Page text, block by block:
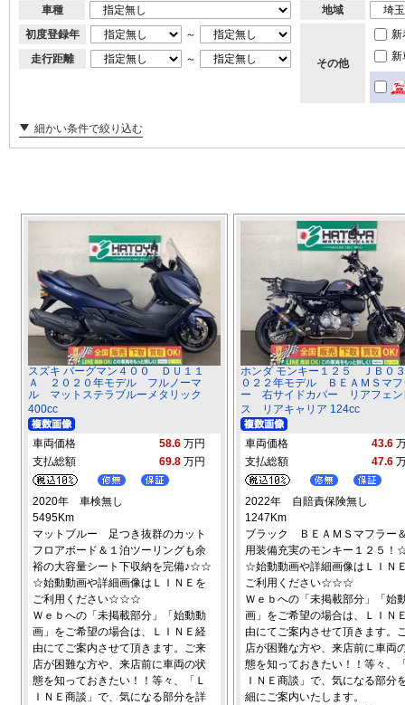
車種
初度登録年
～
走行距離
～
地域
その他
新
新
細かい条件で絞り込む
スズキ バーグマン４００ ＤＵ１１
Ａ ２０２０年モデル フルノーマ
ル マットステラブルーメタリック
400cc
車両価格 58.6 万円
支払総額
69.8 万円
2020年 車検無し
5495Km
マットブルー 足つき抜群のカット
フロアボード＆１泊ツーリングも余
裕の大容量シート下収納を完備♪☆☆
☆始動動画や詳細画像はＬＩＮＥを
ご利用ください☆☆☆
Ｗｅｂへの「未掲載部分」「始動動
画」をご希望の場合は、ＬＩＮＥ経
由にてご案内させて頂きます。ご来
店が困難な方や、来店前に車両の状
態を知っておきたい！！等々、「Ｌ
ＩＮＥ商談」で、気になる部分を詳
ホンダ モンキー１２５ ＪＢ０
０２２年モデル ＢＥＡＭＳマフ
ー 右サイドカバー リアフェン
ス リアキャリア 124cc
車両価格 43.6
支払総額
47.6
2022年 自賠責保険無し
1247Km
ブラック ＢＥＡＭＳマフラー
用装備充実のモンキー１２５
☆始動動画や詳細画像はＬＩＮ
ご利用ください☆☆☆
Ｗｅｂへの「未掲載部分」「始
画」をご希望の場合は、ＬＩＮ
由にてご案内させて頂きます。
店が困難な方や、来店前に車両
態を知っておきたい！！等々、
ＩＮＥ商談」で、気になる部分
細にご案内いたします。